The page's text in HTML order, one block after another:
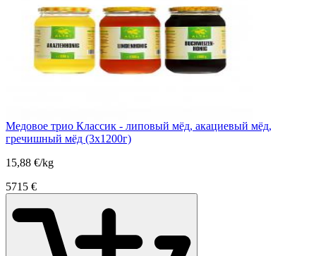
Медовое трио Классик - липовый мёд, акациевый мёд,
гречишный мёд (3x1200г)
15,88 €/kg
5715 €